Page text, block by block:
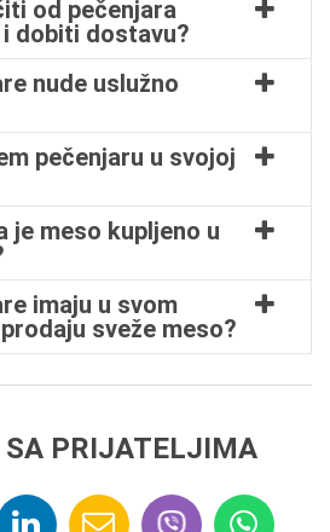
od pečenjara
dobiti dostavu?
nude uslužno
pečenjaru u svojoj
je meso kupljeno u
imaju u svom
sveže meso?
SA PRIJATELJIMA